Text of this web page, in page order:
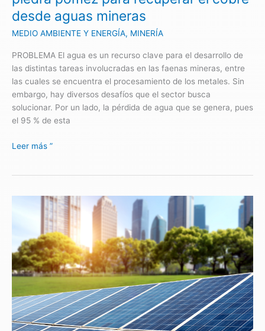
desde aguas mineras
MEDIO AMBIENTE Y ENERGÍA, MINERÍA
PROBLEMA El agua es un recurso clave para el desarrollo de
las distintas tareas involucradas en las faenas mineras, entre
las cuales se encuentra el procesamiento de los metales. Sin
embargo, hay diversos desafíos que el sector busca
solucionar. Por un lado, la pérdida de agua que se genera, pues
el 95 % de esta
mineras
Leer más ”
Tecnología
energías
no
contaminantes
a
escala